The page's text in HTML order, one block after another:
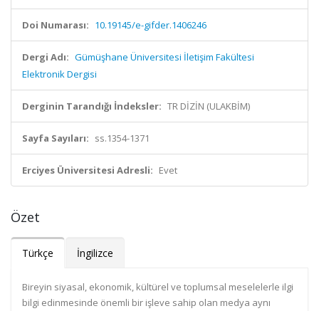
Doi Numarası: 10.19145/e-gifder.1406246
Dergi Adı: Gümüşhane Üniversitesi İletişim Fakültesi
Elektronik Dergisi
Derginin Tarandığı İndeksler: TR DİZİN (ULAKBİM)
Sayfa Sayıları: ss.1354-1371
Erciyes Üniversitesi Adresli: Evet
Özet
Türkçe İngilizce
Bireyin siyasal, ekonomik, kültürel ve toplumsal meselelerle ilgi
bilgi edinmesinde önemli bir işleve sahip olan medya aynı